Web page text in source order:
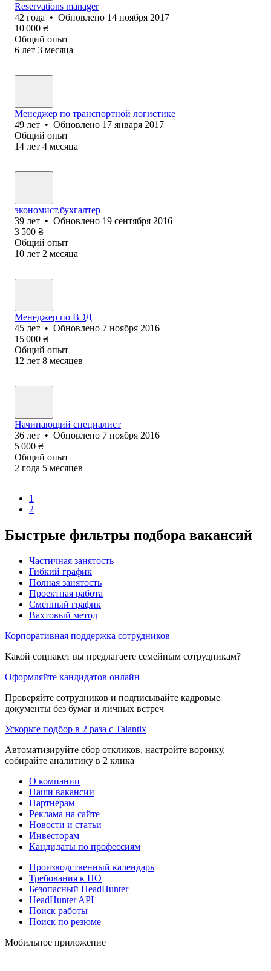
Reservations manager
42 года • Обновлено 14 ноября 2017
10 000 ₴
Общий опыт
6 лет 3 месяца
Менеджер по транспортной логистике
49 лет • Обновлено 17 января 2017
Общий опыт
14 лет 4 месяца
экономист,бухгалтер
39 лет • Обновлено 19 сентября 2016
3 500 ₴
Общий опыт
10 лет 2 месяца
Менеджер по ВЭД
45 лет • Обновлено 7 ноября 2016
15 000 ₴
Общий опыт
12 лет 8 месяцев
Начинающий специалист
36 лет • Обновлено 7 ноября 2016
5 000 ₴
Общий опыт
2 года 5 месяцев
1
2
Быстрые фильтры подбора вакансий
Частичная занятость
Гибкий график
Полная занятость
Проектная работа
Сменный график
Вахтовый метод
Корпоративная поддержка сотрудников
Какой соцпакет вы предлагаете семейным сотрудникам?
Оформляйте кандидатов онлайн
Проверяйте сотрудников и подписывайте кадровые
документы без бумаг и личных встреч
Ускорьте подбор в 2 раза с Talantix
Автоматизируйте сбор откликов, настройте воронку,
собирайте аналитику в 2 клика
О компании
Наши вакансии
Партнерам
Реклама на сайте
Новости и статьи
Инвесторам
Кандидаты по профессиям
Производственный календарь
Требования к ПО
Безопасный HeadHunter
HeadHunter API
Поиск работы
Поиск по резюме
Мобильное приложение